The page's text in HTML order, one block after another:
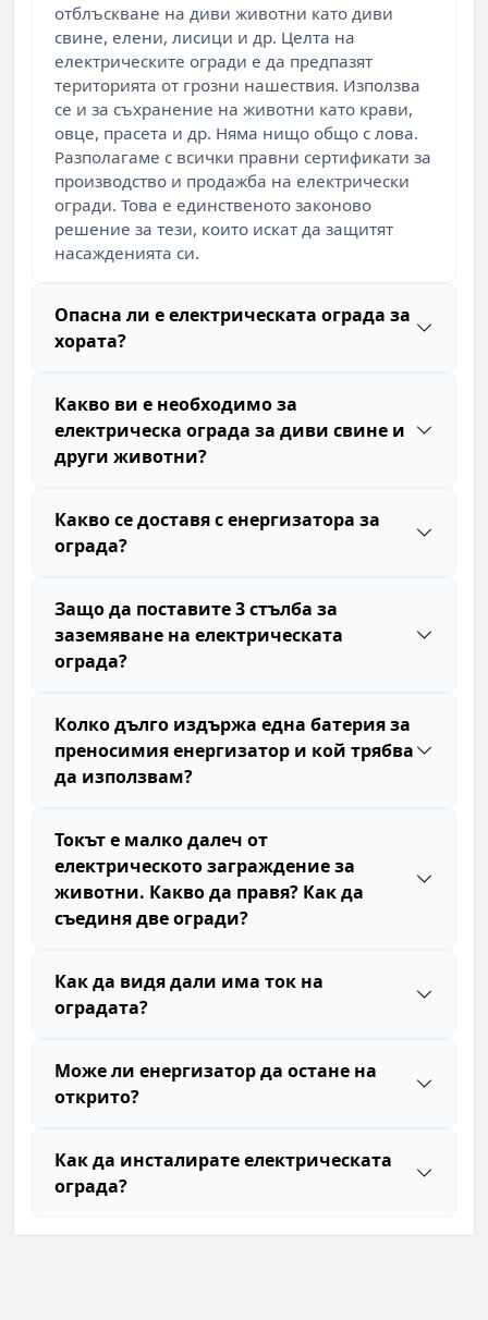
отблъскване на диви животни като диви
свине, елени, лисици и др. Целта на
електрическите огради е да предпазят
територията от грозни нашествия. Използва
се и за съхранение на животни като крави,
овце, прасета и др. Няма нищо общо с лова.
Разполагаме с всички правни сертификати за
производство и продажба на електрически
огради. Това е единственото законово
решение за тези, които искат да защитят
насажденията си.
Опасна ли е електрическата ограда за
хората?
Какво ви е необходимо за
електрическа ограда за диви свине и
други животни?
Какво се доставя с енергизатора за
ограда?
Защо да поставите 3 стълба за
заземяване на електрическата
ограда?
Колко дълго издържа една батерия за
преносимия енергизатор и кой трябва
да използвам?
Токът е малко далеч от
електрическото заграждение за
животни. Какво да правя? Как да
съединя две огради?
Как да видя дали има ток на
оградата?
Може ли енергизатор да остане на
открито?
Как да инсталирате електрическата
ограда?